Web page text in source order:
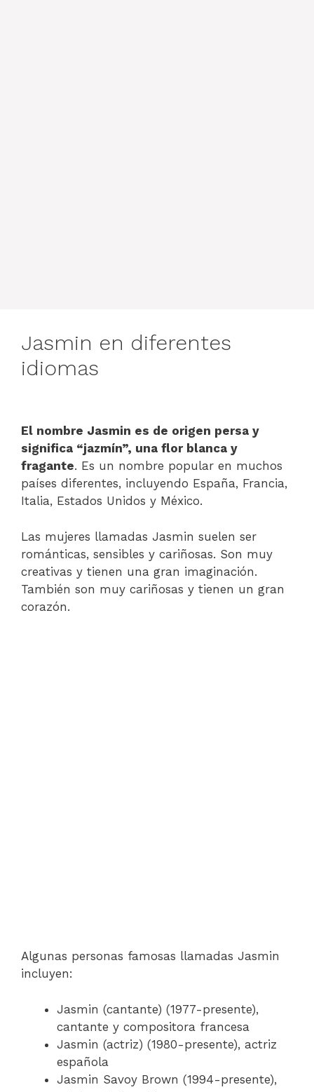
Jasmin en diferentes
idiomas
El nombre Jasmin es de origen persa y
significa “jazmín”, una flor blanca y
fragante. Es un nombre popular en muchos
países diferentes, incluyendo España, Francia,
Italia, Estados Unidos y México.
Las mujeres llamadas Jasmin suelen ser
románticas, sensibles y cariñosas. Son muy
creativas y tienen una gran imaginación.
También son muy cariñosas y tienen un gran
corazón.
Algunas personas famosas llamadas Jasmin
incluyen:
Jasmin (cantante) (1977-presente),
cantante y compositora francesa
Jasmin (actriz) (1980-presente), actriz
española
Jasmin Savoy Brown (1994-presente),